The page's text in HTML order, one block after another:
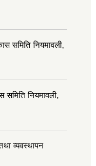
समिति नियमावली,
समिति नियमावली,
व्यवस्थापन